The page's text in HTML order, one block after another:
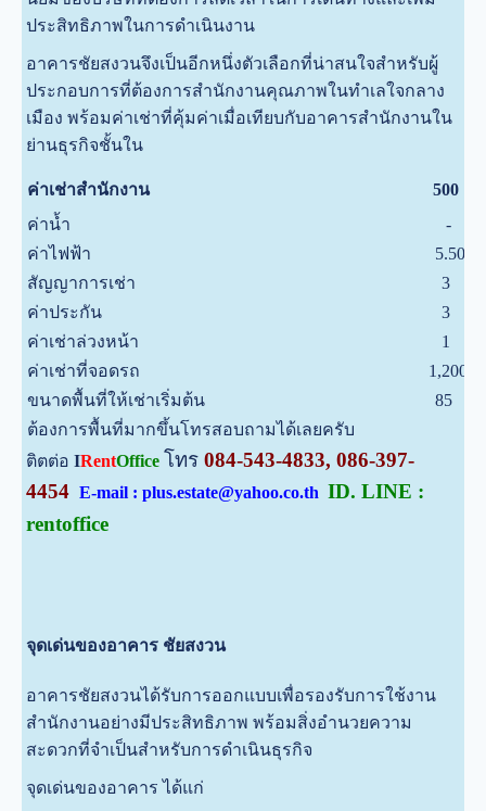
ประสิทธิภาพในการดำเนินงาน
อาคารชัยสงวนจึงเป็นอีกหนึ่งตัวเลือกที่น่าสนใจสำหรับผู้
ประกอบการที่ต้องการสำนักงานคุณภาพในทำเลใจกลาง
เมือง พร้อมค่าเช่าที่คุ้มค่าเมื่อเทียบกับอาคารสำนักงานใน
ย่านธุรกิจชั้นใน
ค่าเช่าสำนักงาน 500
ค่าน้ำ -
ค่าไฟฟ้า
5.50
สัญญาการเช่า
3
ค่าประกัน
3
ค่าเช่าล่วงหน้า
1
ค่าเช่าที่จอดรถ
1,200
ขนาดพื้นที่ให้เช่าเริ่มต้น
85
ต้องการพื้นที่มากขึ้นโทรสอบถามได้เลยครับ
ติตต่อ IRentOffice โทร 084-543-4833, 086-397-
4454 E-mail : plus.estate@yahoo.co.th ID. LINE :
rentoffice
จุดเด่นของอาคาร ชัยสงวน
อาคารชัยสงวนได้รับการออกแบบเพื่อรองรับการใช้งาน
สำนักงานอย่างมีประสิทธิภาพ พร้อมสิ่งอำนวยความ
สะดวกที่จำเป็นสำหรับการดำเนินธุรกิจ
จุดเด่นของอาคาร ได้แก่